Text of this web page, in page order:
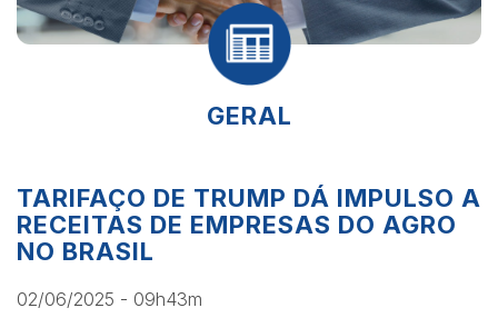
GERAL
TARIFAÇO DE TRUMP DÁ IMPULSO A
RECEITAS DE EMPRESAS DO AGRO
NO BRASIL
02/06/2025 - 09h43m